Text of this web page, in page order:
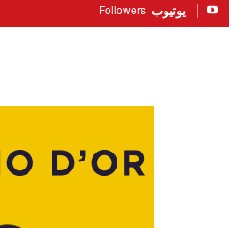
يوتيوب Followers